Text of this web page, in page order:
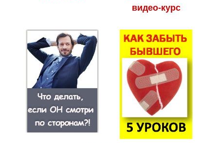
видео-курс